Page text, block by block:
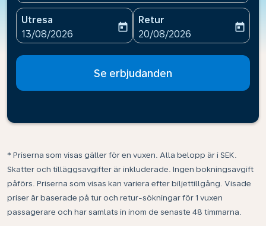
Utresa
fc-booking-departure-date-aria-label
13/08/2026
today
Retur
fc-booking-return-date-
20/08/2026
today
Se erbjudanden
* Priserna som visas gäller för en vuxen. Alla belopp är i SEK.
Skatter och tilläggsavgifter är inkluderade. Ingen bokningsavgift
påförs. Priserna som visas kan variera efter biljettillgång. Visade
priser är baserade på tur och retur-sökningar för 1 vuxen
passagerare och har samlats in inom de senaste 48 timmarna.